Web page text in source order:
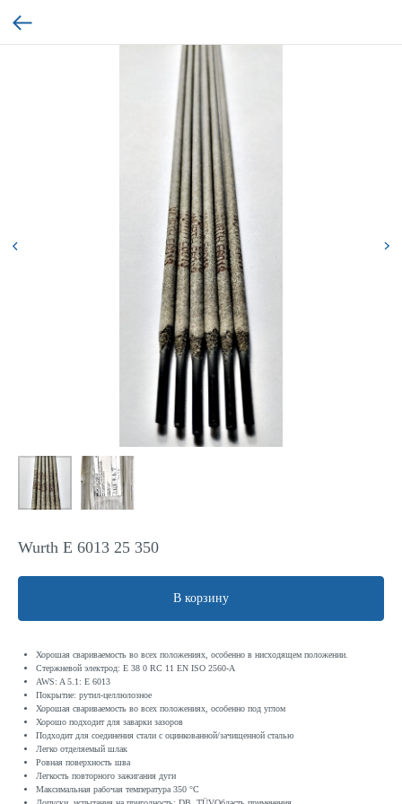
Wurth E 6013 25 350
В корзину
Хорошая свариваемость во всех положениях, особенно в нисходящем положении.
Стержневой электрод: E 38 0 RC 11 EN ISO 2560-A
AWS: A 5.1: E 6013
Покрытие: рутил-целлюлозное
Хорошая свариваемость во всех положениях, особенно под углом
Хорошо подходит для заварки зазоров
Подходит для соединения стали с оцинкованной/зачищенной сталью
Легко отделяемый шлак
Ровная поверхность шва
Легкость повторного зажигания дуги
Максимальная рабочая температура 350 °C